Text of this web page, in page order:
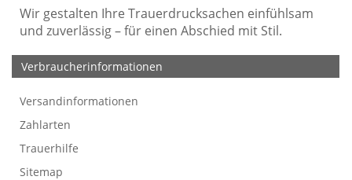
Wir gestalten Ihre Trauerdrucksachen einfühlsam
und zuverlässig – für einen Abschied mit Stil.
Verbraucherinformationen
Versandinformationen
Zahlarten
Trauerhilfe
Sitemap
Werbefreie Trauerkarten
Tipps
So bestellen Sie
Preise und Muster
Texte für Trauerkarten
Texte für Kondolenzkarten